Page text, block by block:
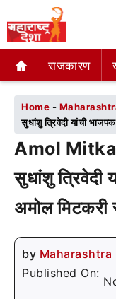
राजकारण
राजकारण
Home -
सुधांशु त्रिवेदी यांची
Amol Mitkari
सुधांशु त्रिवेदी
अमोल मिटकरी
by Maharashtra
Published On: